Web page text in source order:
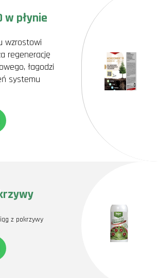
w płynie
wzrostowi
regenerację
łagodzi
systemu
z pokrzywy